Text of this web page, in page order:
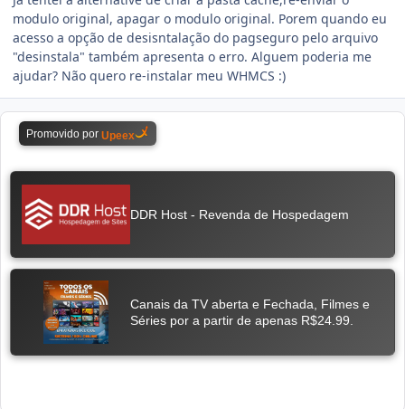
modulo original, apagar o modulo original. Porem quando eu
acesso a opção de desisntalação do pagseguro pelo arquivo
"desinstala" também apresenta o erro. Alguem poderia me
ajudar? Não quero re-instalar meu WHMCS :)